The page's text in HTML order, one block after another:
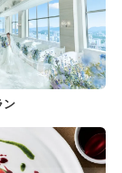
ン